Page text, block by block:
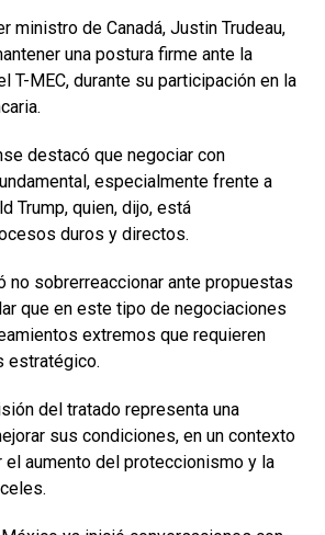
ministro de Canadá, Justin Trudeau,
una postura firme ante la
T-MEC, durante su participación en la
destacó que negociar con
especialmente frente a
Trump, quien, dijo, está
duros y directos.
no sobrerreaccionar ante propuestas
que en este tipo de negociaciones
extremos que requieren
estratégico.
del tratado representa una
sus condiciones, en un contexto
el aumento del proteccionismo y la